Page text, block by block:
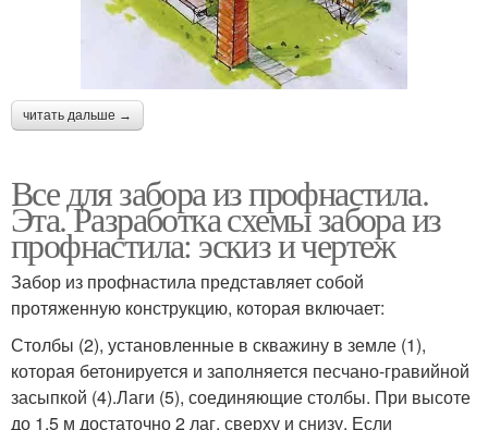
читать дальше →
Все для забора из профнастила.
Эта. Разработка схемы забора из
профнастила: эскиз и чертеж
Забор из профнастила представляет собой
протяженную конструкцию, которая включает:
Столбы (2), установленные в скважину в земле (1),
которая бетонируется и заполняется песчано-гравийной
засыпкой (4).Лаги (5), соединяющие столбы. При высоте
до 1,5 м достаточно 2 лаг, сверху и снизу. Если